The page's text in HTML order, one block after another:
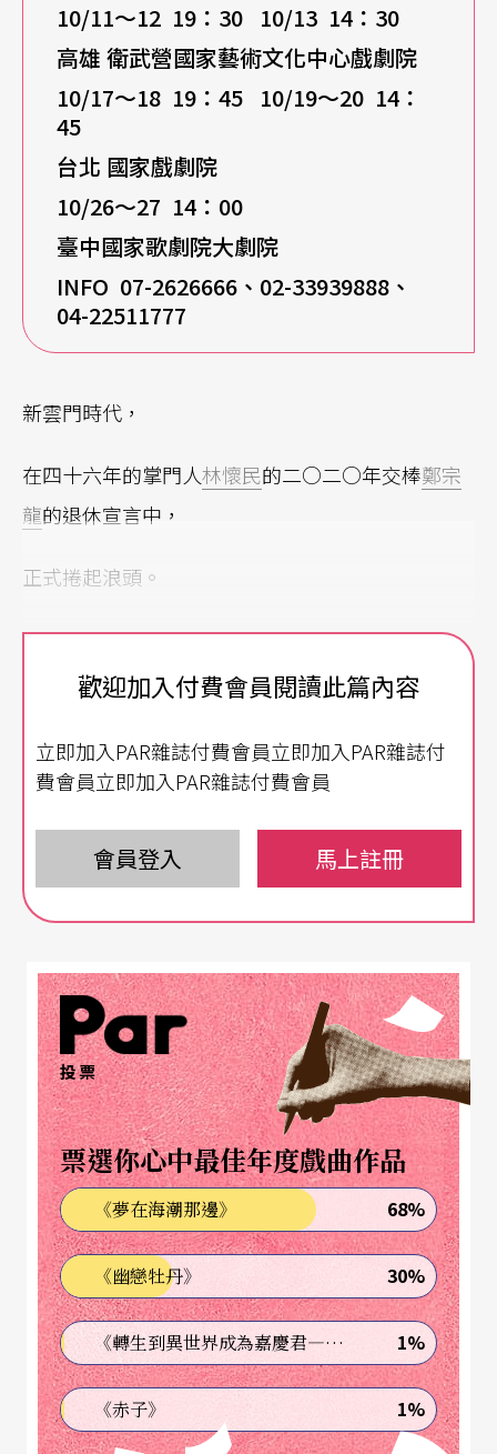
10/11～12 19：30 10/13 14：30
高雄 衛武營國家藝術文化中心戲劇院
10/17～18 19：45 10/19～20 14：
45
台北 國家戲劇院
10/26～27 14：00
臺中國家歌劇院大劇院
INFO 07-2626666 、02-33939888、
04-22511777
新雲門時代，
在四十六年的掌門人林懷民的二○二○年交棒鄭宗
龍的退休宣言中，
正式捲起浪頭。
巨人舉起手，
透過任內最後一檔作品雲門舞集X陶身体劇場「交換
大聲吆喝著：「破！」
新血已蓄勢待發。
雲門舞集的下一步將走向何方？
讓我們先走進台北與北京的排練現場，從下一部作
品開始看起。
歡迎加入付費會員閱讀此篇內容
立即加入PAR雜誌付費會員立即加入PAR雜誌付
費會員立即加入PAR雜誌付費會員
會員登入 馬上註冊
投票
票選你心中最佳年度戲曲作品
《夢在海潮那邊》 68%
《幽戀牡丹》 30%
《轉生到異世界成為嘉慶君—發現我的祖先是詐騙集團!?》 1%
《赤子》 1%